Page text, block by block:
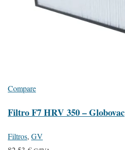
Compare
Filtro F7 HRV 350 – Globovac
Filtros, GV